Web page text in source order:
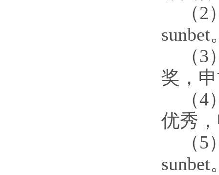
（2
sunbet
（3
奖，
（4
优秀
（5
sunbet